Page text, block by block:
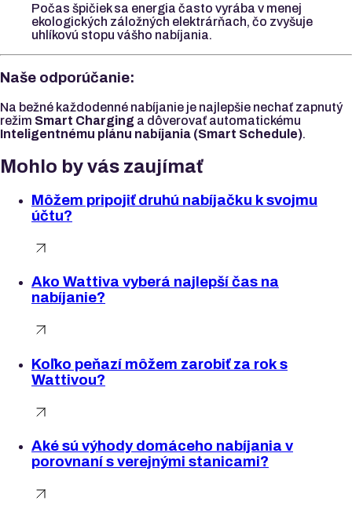
Počas špičiek sa energia často vyrába v menej
ekologických záložných elektrárňach, čo zvyšuje
uhlíkovú stopu vášho nabíjania.
Naše odporúčanie:
Na bežné každodenné nabíjanie je najlepšie nechať zapnutý
režim Smart Charging a dôverovať automatickému
Inteligentnému plánu nabíjania (Smart Schedule).
Mohlo by vás zaujímať
Môžem pripojiť druhú nabíjačku k svojmu
účtu?
Ako Wattiva vyberá najlepší čas na
nabíjanie?
Koľko peňazí môžem zarobiť za rok s
Wattivou?
Aké sú výhody domáceho nabíjania v
porovnaní s verejnými stanicami?